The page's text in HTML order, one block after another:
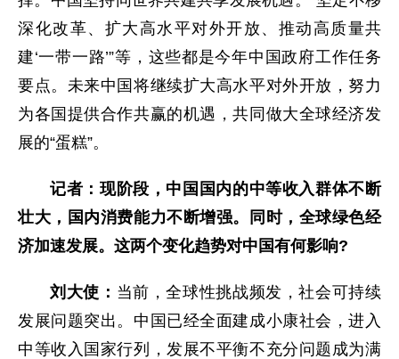
深化改革、扩大高水平对外开放、推动高质量共
建‘一带一路’”等，这些都是今年中国政府工作任务
要点。未来中国将继续扩大高水平对外开放，努力
为各国提供合作共赢的机遇，共同做大全球经济发
展的“蛋糕”。
记者：现阶段，中国国内的中等收入群体不断
壮大，国内消费能力不断增强。同时，全球绿色经
济加速发展。这两个变化趋势对中国有何影响?
刘大使： 当前，全球性挑战频发，社会可持续
发展问题突出。中国已经全面建成小康社会，进入
中等收入国家行列，发展不平衡不充分问题成为满